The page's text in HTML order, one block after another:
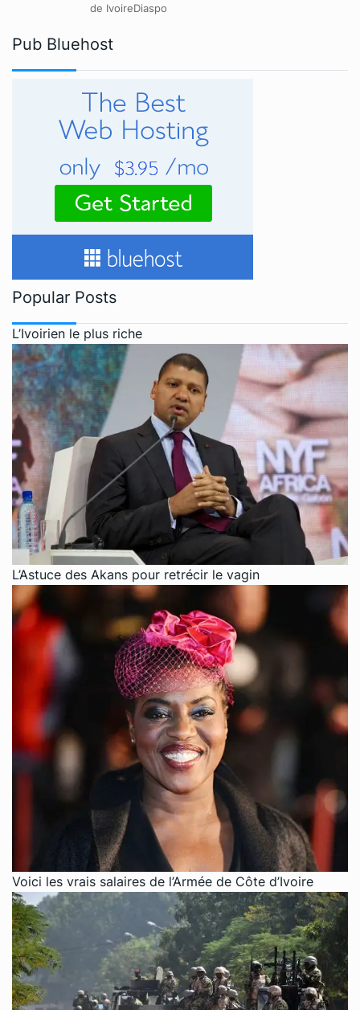
de IvoireDiaspo
Pub Bluehost
Popular Posts
L’Ivoirien le plus riche
L’Astuce des Akans pour retrécir le vagin
Voici les vrais salaires de l’Armée de Côte d’Ivoire